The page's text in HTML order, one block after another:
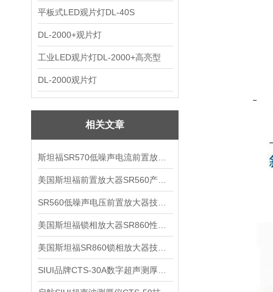
平板式LED观片灯DL-40S
DL-2000+观片灯
工业LED观片灯DL-2000+高亮型
DL-2000观片灯
相关文章